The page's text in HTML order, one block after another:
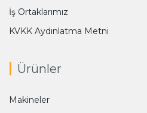
İş Ortaklarımız
KVKK Aydınlatma Metni
Ürünler
Makineler